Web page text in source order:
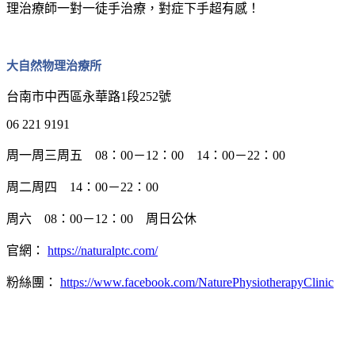
理治療師一對一徒手治療，對症下手超有感！
大自然物理治療所
台南市中西區永華路1段252號
06 221 9191
周一周三周五 08：00－12：00 14：00－22：00
周二周四 14：00－22：00
周六 08：00－12：00 周日公休
官網： https://naturalptc.com/
粉絲團： https://www.facebook.com/NaturePhysiotherapyClinic